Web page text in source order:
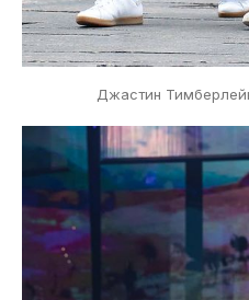
Джастин